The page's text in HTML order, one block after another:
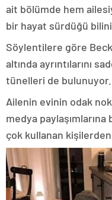
ait bölümde hem
bir hayat sürdüğü
Söylentilere göre
altında ayrıntılarını
tünelleri de bulunuyor.
Ailenin evinin odak
medya paylaşımlarına
çok kullanan